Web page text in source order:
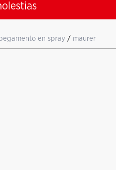
en spray / maurer